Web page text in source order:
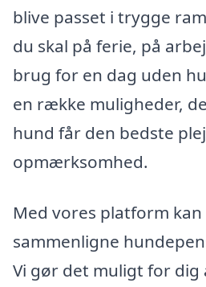
blive passet i trygge
du skal på ferie, på
brug for en dag uden
en række muligheder,
hund får den bedste
opmærksomhed.
Med vores platform
sammenligne
Vi gør det muligt for dig